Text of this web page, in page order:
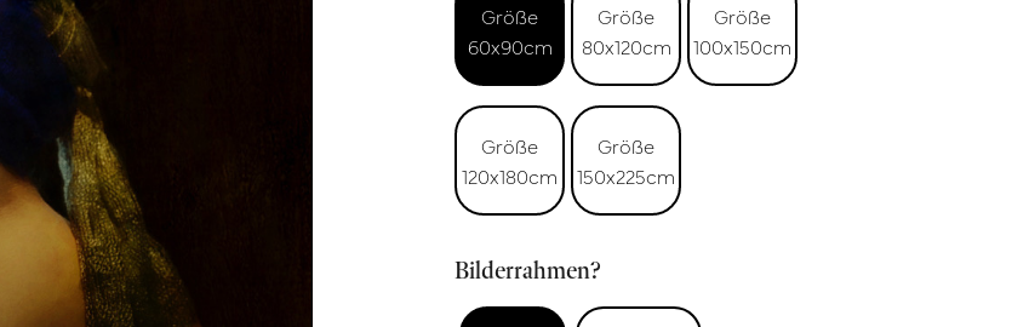
Größe
60x90cm
Größe
80x120cm
Größe
100x150cm
Größe
120x180cm
Größe
150x225cm
Bilderrahmen?